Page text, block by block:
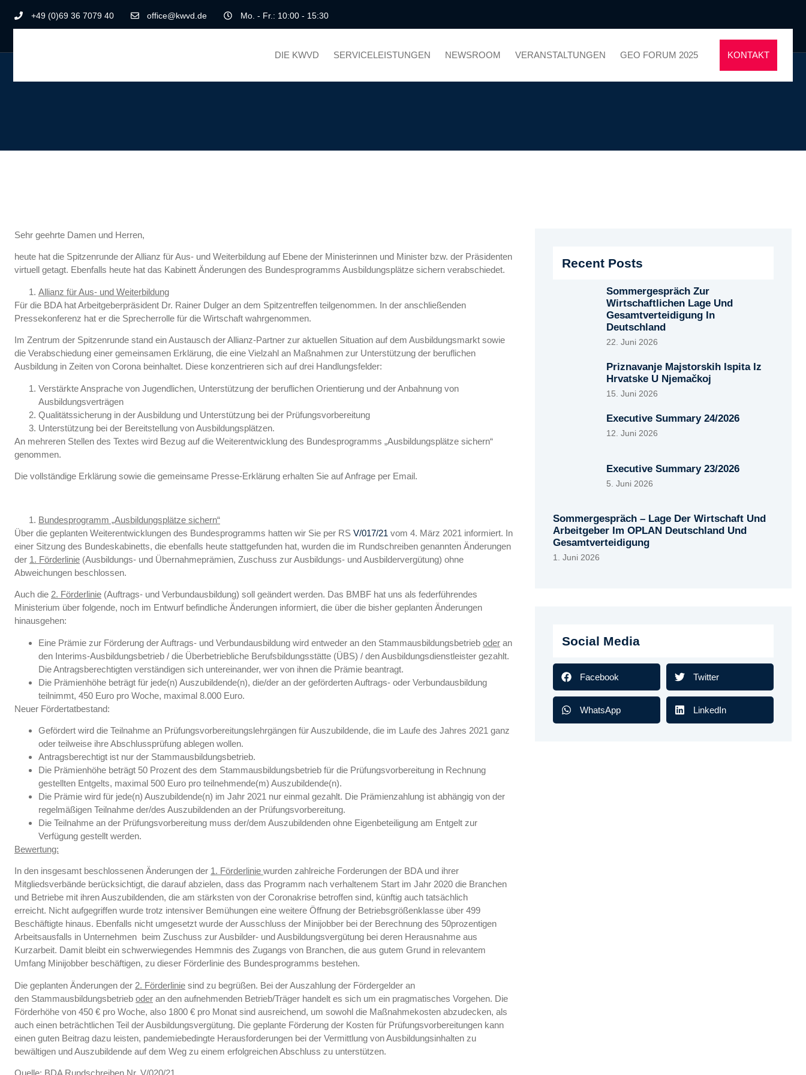
+49 (0)69 36 7079 40 office@kwvd.de Mo. - Fr.: 10:00 - 15:30
DIE KWVD SERVICELEISTUNGEN NEWSROOM VERANSTALTUNGEN GEO FORUM 2025 KONTAKT
Sehr geehrte Damen und Herren,
heute hat die Spitzenrunde der Allianz für Aus- und Weiterbildung auf Ebene der Ministerinnen und Minister bzw. der Präsidenten
virtuell getagt. Ebenfalls heute hat das Kabinett Änderungen des Bundesprogramms Ausbildungsplätze sichern verabschiedet.
Allianz für Aus- und Weiterbildung
Für die BDA hat Arbeitgeberpräsident Dr. Rainer Dulger an dem Spitzentreffen teilgenommen. In der anschließenden
Pressekonferenz hat er die Sprecherrolle für die Wirtschaft wahrgenommen.
Im Zentrum der Spitzenrunde stand ein Austausch der Allianz-Partner zur aktuellen Situation auf dem Ausbildungsmarkt sowie
die Verabschiedung einer gemeinsamen Erklärung, die eine Vielzahl an Maßnahmen zur Unterstützung der beruflichen
Ausbildung in Zeiten von Corona beinhaltet. Diese konzentrieren sich auf drei Handlungsfelder:
Verstärkte Ansprache von Jugendlichen, Unterstützung der beruflichen Orientierung und der Anbahnung von
Ausbildungsverträgen
Qualitätssicherung in der Ausbildung und Unterstützung bei der Prüfungsvorbereitung
Unterstützung bei der Bereitstellung von Ausbildungsplätzen.
An mehreren Stellen des Textes wird Bezug auf die Weiterentwicklung des Bundesprogramms „Ausbildungsplätze sichern“
genommen.
Die vollständige Erklärung sowie die gemeinsame Presse-Erklärung erhalten Sie auf Anfrage per Email.
Bundesprogramm „Ausbildungsplätze sichern“
Über die geplanten Weiterentwicklungen des Bundesprogramms hatten wir Sie per RS V/017/21 vom 4. März 2021 informiert. In
einer Sitzung des Bundeskabinetts, die ebenfalls heute stattgefunden hat, wurden die im Rundschreiben genannten Änderungen
der 1. Förderlinie (Ausbildungs- und Übernahmeprämien, Zuschuss zur Ausbildungs- und Ausbildervergütung) ohne
Abweichungen beschlossen.
Auch die 2. Förderlinie (Auftrags- und Verbundausbildung) soll geändert werden. Das BMBF hat uns als federführendes
Ministerium über folgende, noch im Entwurf befindliche Änderungen informiert, die über die bisher geplanten Änderungen
hinausgehen:
Eine Prämie zur Förderung der Auftrags- und Verbundausbildung wird entweder an den Stammausbildungsbetrieb oder an
den Interims-Ausbildungsbetrieb / die Überbetriebliche Berufsbildungsstätte (ÜBS) / den Ausbildungsdienstleister gezahlt.
Die Antragsberechtigten verständigen sich untereinander, wer von ihnen die Prämie beantragt.
Die Prämienhöhe beträgt für jede(n) Auszubildende(n), die/der an der geförderten Auftrags- oder Verbundausbildung
teilnimmt, 450 Euro pro Woche, maximal 8.000 Euro.
Neuer Fördertatbestand:
Gefördert wird die Teilnahme an Prüfungsvorbereitungslehrgängen für Auszubildende, die im Laufe des Jahres 2021 ganz
oder teilweise ihre Abschlussprüfung ablegen wollen.
Antragsberechtigt ist nur der Stammausbildungsbetrieb.
Die Prämienhöhe beträgt 50 Prozent des dem Stammausbildungsbetrieb für die Prüfungsvorbereitung in Rechnung
gestellten Entgelts, maximal 500 Euro pro teilnehmende(m) Auszubildende(n).
Die Prämie wird für jede(n) Auszubildende(n) im Jahr 2021 nur einmal gezahlt. Die Prämienzahlung ist abhängig von der
regelmäßigen Teilnahme der/des Auszubildenden an der Prüfungsvorbereitung.
Die Teilnahme an der Prüfungsvorbereitung muss der/dem Auszubildenden ohne Eigenbeteiligung am Entgelt zur
Verfügung gestellt werden.
Bewertung:
In den insgesamt beschlossenen Änderungen der 1. Förderlinie wurden zahlreiche Forderungen der BDA und ihrer
Mitgliedsverbände berücksichtigt, die darauf abzielen, dass das Programm nach verhaltenem Start im Jahr 2020 die Branchen
und Betriebe mit ihren Auszubildenden, die am stärksten von der Coronakrise betroffen sind, künftig auch tatsächlich
erreicht. Nicht aufgegriffen wurde trotz intensiver Bemühungen eine weitere Öffnung der Betriebsgrößenklasse über 499
Beschäftigte hinaus. Ebenfalls nicht umgesetzt wurde der Ausschluss der Minijobber bei der Berechnung des 50prozentigen
Arbeitsausfalls in Unternehmen beim Zuschuss zur Ausbilder- und Ausbildungsvergütung bei deren Herausnahme aus
Kurzarbeit. Damit bleibt ein schwerwiegendes Hemmnis des Zugangs von Branchen, die aus gutem Grund in relevantem
Umfang Minijobber beschäftigen, zu dieser Förderlinie des Bundesprogramms bestehen.
Die geplanten Änderungen der 2. Förderlinie sind zu begrüßen. Bei der Auszahlung der Fördergelder an
den Stammausbildungsbetrieb oder an den aufnehmenden Betrieb/Träger handelt es sich um ein pragmatisches Vorgehen. Die
Förderhöhe von 450 € pro Woche, also 1800 € pro Monat sind ausreichend, um sowohl die Maßnahmekosten abzudecken, als
auch einen beträchtlichen Teil der Ausbildungsvergütung. Die geplante Förderung der Kosten für Prüfungsvorbereitungen kann
einen guten Beitrag dazu leisten, pandemiebedingte Herausforderungen bei der Vermittlung von Ausbildungsinhalten zu
bewältigen und Auszubildende auf dem Weg zu einem erfolgreichen Abschluss zu unterstützen.
Quelle: BDA Rundschreiben Nr. V/020/21
Recent Posts
Sommergespräch Zur
Wirtschaftlichen Lage Und
Gesamtverteidigung In
Deutschland
22. Juni 2026
Priznavanje Majstorskih Ispita Iz
Hrvatske U Njemačkoj
15. Juni 2026
Executive Summary 24/2026
12. Juni 2026
Executive Summary 23/2026
5. Juni 2026
Sommergespräch – Lage Der Wirtschaft Und
Arbeitgeber Im OPLAN Deutschland Und
Gesamtverteidigung
1. Juni 2026
Social Media
Facebook Twitter
WhatsApp LinkedIn